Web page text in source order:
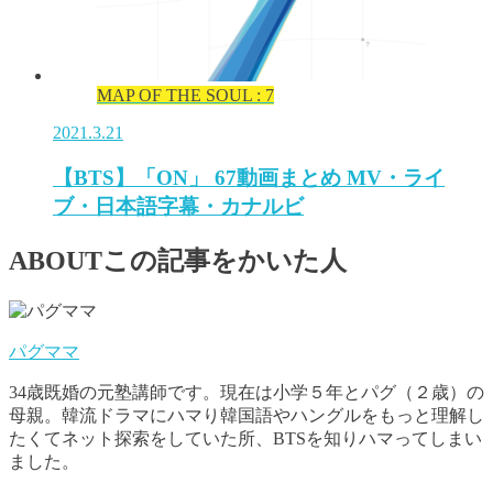
MAP OF THE SOUL : 7
2021.3.21
【BTS】「ON」 67動画まとめ MV・ライ
ブ・日本語字幕・カナルビ
ABOUTこの記事をかいた人
パグママ
34歳既婚の元塾講師です。現在は小学５年とパグ（２歳）の
母親。韓流ドラマにハマり韓国語やハングルをもっと理解し
たくてネット探索をしていた所、BTSを知りハマってしまい
ました。